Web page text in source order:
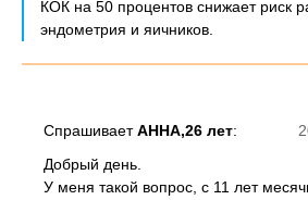
КОК на 50 процентов снижает риск
эндометрия и яичников.
СпрашиваетАННА,26 лет:
Добрый день.
У меня такой вопрос, с 11 лет